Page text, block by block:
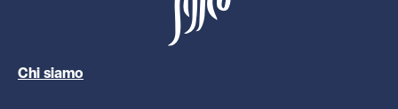
Chi siamo